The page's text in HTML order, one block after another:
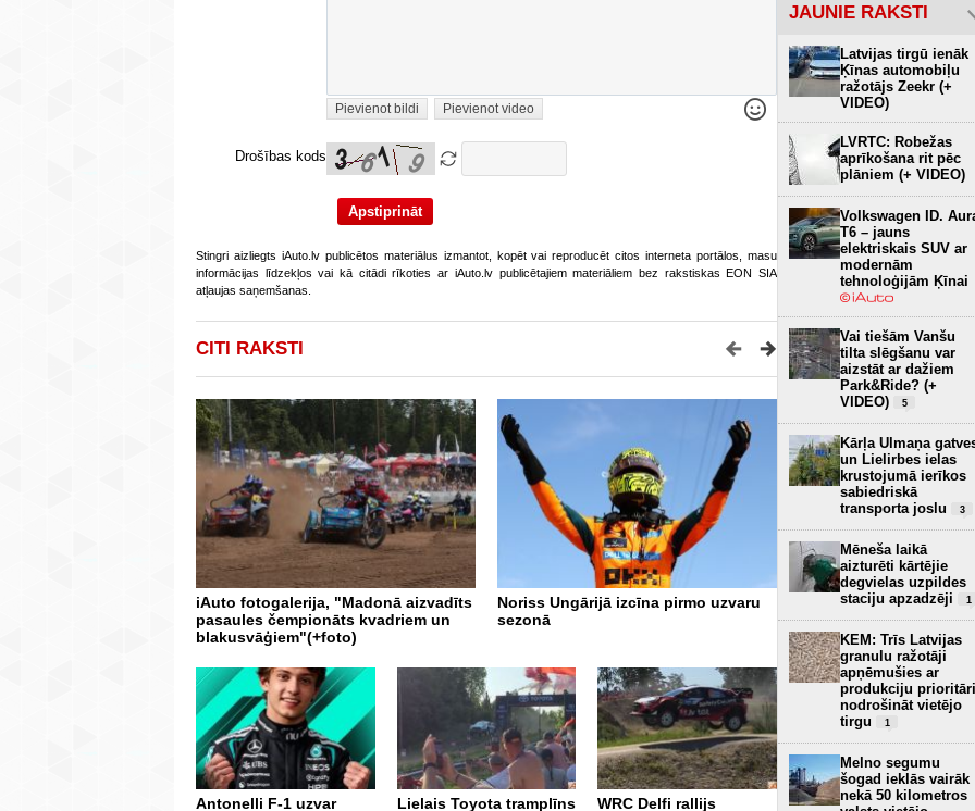
Pievienot bildi Pievienot video
Drošības kods
Stingri aizliegts iAuto.lv publicētos materiālus izmantot, kopēt vai reproducēt citos interneta portālos, masu
informācijas līdzekļos vai kā citādi rīkoties ar iAuto.lv publicētajiem materiāliem bez rakstiskas EON SIA
atļaujas saņemšanas.
CITI RAKSTI
iAuto fotogalerija, "Madonā aizvadīts
pasaules čempionāts kvadriem un
blakusvāģiem"(+foto)
Noriss Ungārijā izcīna pirmo uzvaru
sezonā
Antonelli F-1 uzvar
Lielais Toyota tramplīns
WRC Delfi rallijs
Seska ekipāža Igaunijas
kopvērtējumā zaudē
Latvijas fani uzmundrina
Sesku un Renāru Franci
WRC Delfi rallija Igaunijā
JAUNIE RAKSTI
Latvijas tirgū ienāk
Ķīnas automobiļu
ražotājs Zeekr (+
VIDEO)
LVRTC: Robežas
aprīkošana rit pēc
plāniem (+ VIDEO)
Volkswagen ID.
T6 – jauns
elektriskais SUV ar
modernām
tehnoloģijām Ķīnai
Vai tiešām Vanšu
tilta slēgšanu var
aizstāt ar dažiem
Park&Ride? (+
VIDEO)
5
Kārļa Ulmaņa
un Lielirbes ielas
krustojumā ierīkos
sabiedriskā
transporta joslu
3
Mēneša laikā
aizturēti kārtējie
degvielas uzpildes
staciju apzadzēji
1
KEM: Trīs Latvijas
granulu ražotāji
apņēmušies ar
produkciju prioritāri
nodrošināt vietējo
tirgu
1
Melno segumu
šogad ieklās vairāk
nekā 50 kilometros